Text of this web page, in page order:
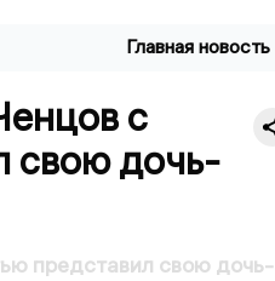
Главная новость
с
свою дочь-
представил свою дочь-